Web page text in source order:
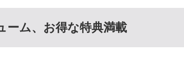
ーム、お得な特典満載